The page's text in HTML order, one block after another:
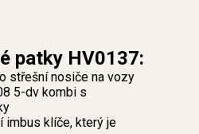
patky HV0137:
střešní nosiče na vozy
5-dv kombi s
imbus klíče, který je